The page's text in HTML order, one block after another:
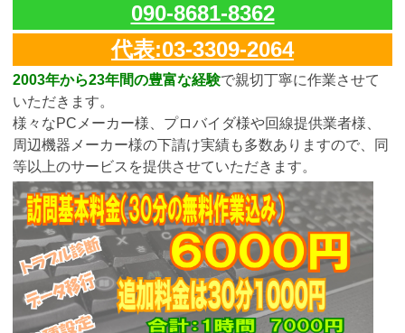
090-8681-8362
代表:03-3309-2064
2003年から23年間の豊富な経験で親切丁寧に作業させて
いただきます。
様々なPCメーカー様、プロバイダ様や回線提供業者様、
周辺機器メーカー様の下請け実績も多数ありますので、同
等以上のサービスを提供させていただきます。